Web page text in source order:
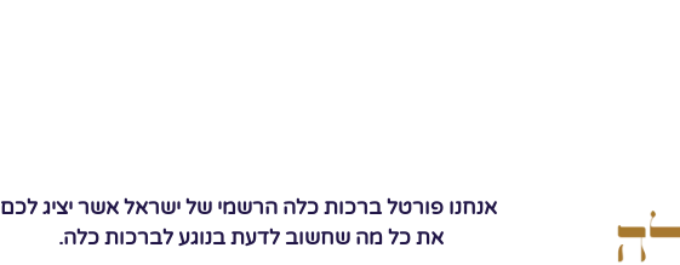
אנחנו פורטל ברכות כלה הרשמי של ישראל אשר יציג לכם
את כל מה שחשוב לדעת בנוגע לברכות כלה.